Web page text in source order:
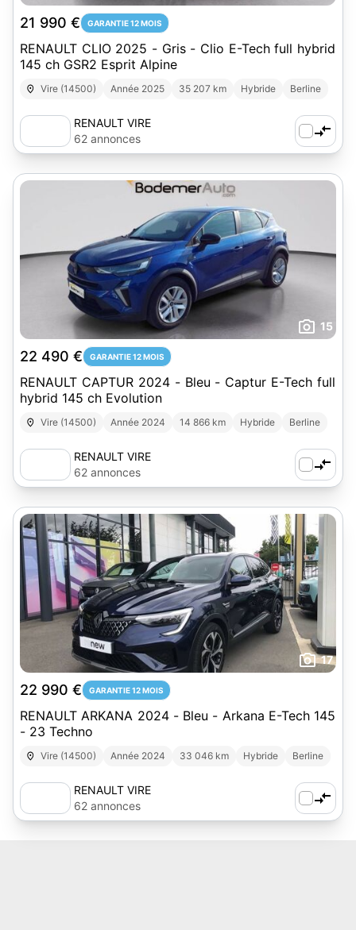
21 990 € GARANTIE 12 MOIS
RENAULT CLIO 2025 - Gris - Clio E-Tech full hybrid
145 ch GSR2 Esprit Alpine
Vire (14500) Année 2025 35 207 km Hybride Berline
RENAULT VIRE
62 annonces
15
22 490 € GARANTIE 12 MOIS
RENAULT CAPTUR 2024 - Bleu - Captur E-Tech full
hybrid 145 ch Evolution
Vire (14500) Année 2024 14 866 km Hybride Berline
RENAULT VIRE
62 annonces
17
22 990 € GARANTIE 12 MOIS
RENAULT ARKANA 2024 - Bleu - Arkana E-Tech 145
- 23 Techno
Vire (14500) Année 2024 33 046 km Hybride Berline
RENAULT VIRE
62 annonces